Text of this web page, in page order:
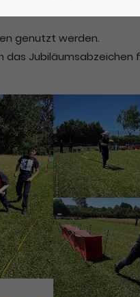
genutzt werden.
das Jubiläumsabzeichen